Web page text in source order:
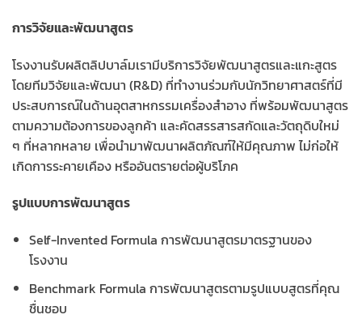
การวิจัยและพัฒนาสูตร
โรงงานรับผลิตลิปบาล์มเรามีบริการวิจัยพัฒนาสูตรและแกะสูตร
โดยทีมวิจัยและพัฒนา (R&D) ที่ทำงานร่วมกับนักวิทยาศาสตร์ที่มี
ประสบการณ์ในด้านอุตสาหกรรมเครื่องสำอาง ที่พร้อมพัฒนาสูตร
ตามความต้องการของลูกค้า และคัดสรรสารสกัดและวัตถุดิบใหม่
ๆ ที่หลากหลาย เพื่อนำมาพัฒนาผลิตภัณฑ์ให้มีคุณภาพ ไม่ก่อให้
เกิดการระคายเคือง หรืออันตรายต่อผู้บริโภค
รูปแบบการพัฒนาสูตร
Self-Invented Formula การพัฒนาสูตรมาตรฐานของ
โรงงาน
Benchmark Formula การพัฒนาสูตรตามรูปแบบสูตรที่คุณ
ชื่นชอบ